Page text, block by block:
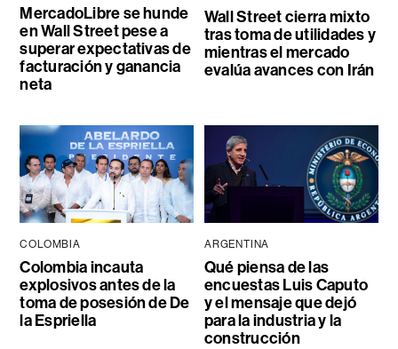
MercadoLibre se hunde
en Wall Street pese a
superar expectativas de
facturación y ganancia
neta
Wall Street cierra mixto
tras toma de utilidades y
mientras el mercado
evalúa avances con Irán
COLOMBIA
Colombia incauta
explosivos antes de la
toma de posesión de De
la Espriella
ARGENTINA
Qué piensa de las
encuestas Luis Caputo
y el mensaje que dejó
para la industria y la
construcción